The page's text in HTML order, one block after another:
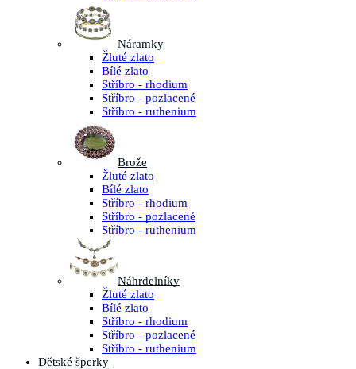
Náramky
Žluté zlato
Bílé zlato
Stříbro - rhodium
Stříbro - pozlacené
Stříbro - ruthenium
Brože
Žluté zlato
Bílé zlato
Stříbro - rhodium
Stříbro - pozlacené
Stříbro - ruthenium
Náhrdelníky
Žluté zlato
Bílé zlato
Stříbro - rhodium
Stříbro - pozlacené
Stříbro - ruthenium
Dětské šperky